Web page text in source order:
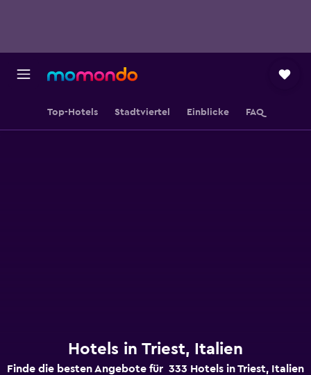
Top-Hotels Stadtviertel Einblicke FAQ
Hotels in Triest, Italien
Finde die besten Angebote für 333 Hotels in Triest, Italien